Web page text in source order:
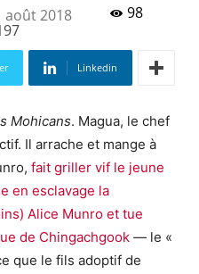
août 2018
98
Linkedin
Mohicans. Magua, le chef
Il arrache et mange à
fait griller vif le jeune
en esclavage la
Alice Munro et tue
de Chingachgook — le «
que le fils adoptif de